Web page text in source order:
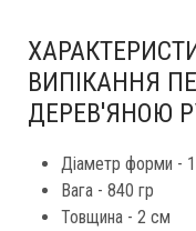
ВИПІКАННЯ
ДЕРЕВ'ЯНОЮ
Діаметр форми -
Вага - 840 гр
Товщина - 2 см